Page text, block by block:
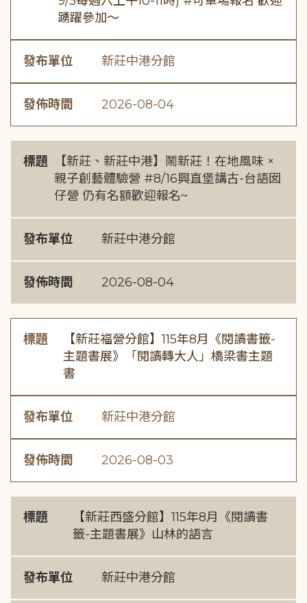
踴躍參加～
發布單位 新莊中港分館
發佈時間 2026-08-04
標題
【新莊、新莊中港】鬧新莊！在地風味 ×
親子創藝體驗營 #8/16興直堡講古-台語囡
仔營 仍有名額歡迎報名~
發布單位 新莊中港分館
發佈時間 2026-08-04
標題
【新莊福營分館】115年8月《閱讀書籤-
主題書展》「閱讀轉大人」橋梁書主題
書
發布單位 新莊中港分館
發佈時間 2026-08-03
標題
【新莊西盛分館】115年8月《閱讀書
籤-主題書展》山林的語言
發布單位 新莊中港分館